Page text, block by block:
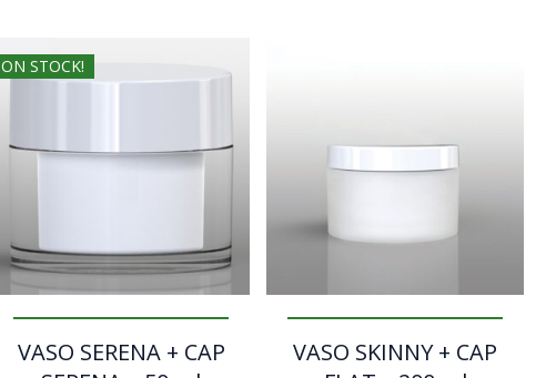
ON STOCK!
VASO SERENA + CAP
VASO SKINNY + CAP